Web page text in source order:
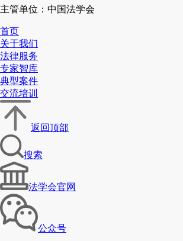
主管单位：中国法学会
首页
关于我们
法律服务
专家智库
典型案件
交流培训
返回顶部
搜索
法学会官网
公众号